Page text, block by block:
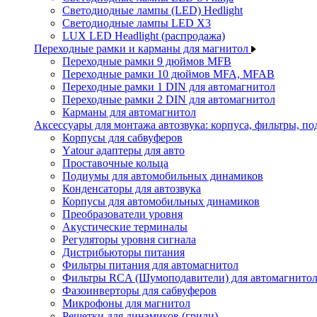
Светодиодные лампы (LED) Hedlight
Светодиодные лампы LED X3
LUX LED Headlight (распродажа)
Переходные рамки и карманы для магнитол
Переходные рамки 9 дюймов MFB
Переходные рамки 10 дюймов MFA, MFAB
Переходные рамки 1 DIN для автомагнитол
Переходные рамки 2 DIN для автомагнитол
Карманы для автомагнитол
Аксессуары для монтажа автозвука: корпуса, фильтры,
Корпусы для сабвуферов
Yаtour адаптеры для авто
Проставочные кольца
Подиумы для автомобильных динамиков
Конденсаторы для автозвука
Корпусы для автомобильных динамиков
Преобразователи уровня
Акустические терминалы
Регуляторы уровня сигнала
Дистрибьюторы питания
Фильтры питания для автомагнитол
Фильтры RCA (Шумоподавители) для автомагнитол
Фазоинверторы для сабвуферов
Микрофоны для магнитол